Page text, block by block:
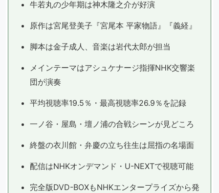
牛若丸の少年期は神木隆之介が好演
原作は宮尾登美子『宮尾本 平家物語』『義経』
脚本は金子成人、音楽は岩代太郎が担当
メインテーマはアシュケナージ指揮NHK交響楽
団が演奏
平均視聴率19.5％・最高視聴率26.9％を記録
一ノ谷・屋島・壇ノ浦の合戦シーンが見どころ
終盤の衣川館・弁慶の立ち往生は屈指の名場面
配信はNHKオンデマンド・U-NEXTで視聴可能
完全版DVD-BOXもNHKエンタープライズから発